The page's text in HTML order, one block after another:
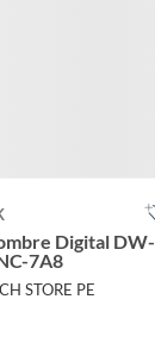
Digital DW-
7A8
STORE PE